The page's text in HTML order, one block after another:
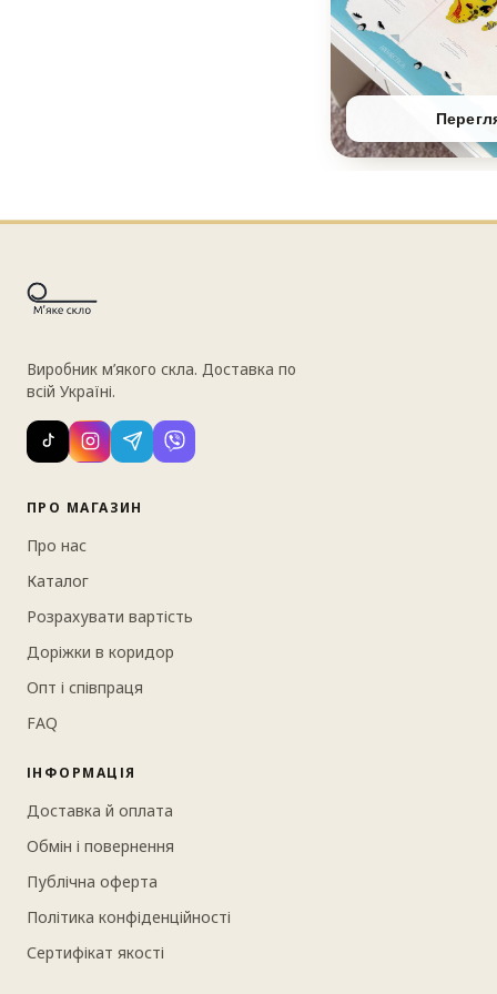
Виробник м’якого скла. Доставка по
всій Україні.
ПРО МАГАЗИН
Про нас
Каталог
Розрахувати вартість
Доріжки в коридор
Опт і співпраця
FAQ
ІНФОРМАЦІЯ
Доставка й оплата
Обмін і повернення
Публічна оферта
Політика конфіденційності
Сертифікат якості